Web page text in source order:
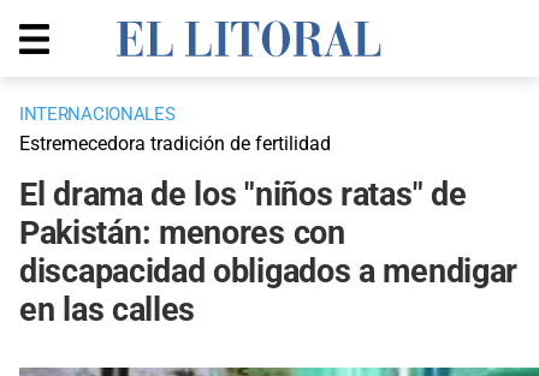
INTERNACIONALES
Estremecedora tradición de fertilidad
El drama de los "niños ratas" de
Pakistán: menores con
discapacidad obligados a mendigar
en las calles